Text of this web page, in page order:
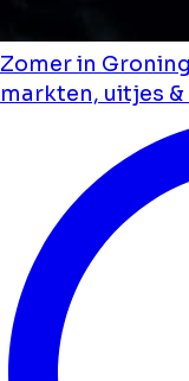
Zomer in
markten, uitjes